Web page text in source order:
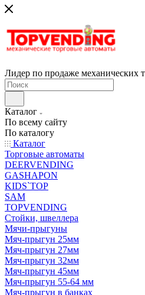
Лидер по продаже механических
Каталог
По всему сайту
По каталогу
Каталог
Торговые автоматы
DEERVENDING
GASHAPON
KIDS`TOP
SAM
TOPVENDING
Стойки, швеллера
Мячи-прыгуны
Мяч-прыгун 25мм
Мяч-прыгун 27мм
Мяч-прыгун 32мм
Мяч-прыгун 45мм
Мяч-прыгун 55-64 мм
Мяч-прыгун в банках